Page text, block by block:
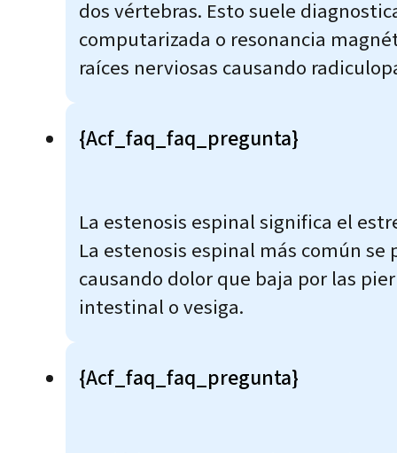
dos vértebras. Esto suele
computarizada o resonancia
raíces nerviosas causando
{acf_faq_faq_pregunta}
La estenosis espinal significa el
La estenosis espinal más común
causando dolor que baja por las
intestinal o vesiga.
{acf_faq_faq_pregunta}